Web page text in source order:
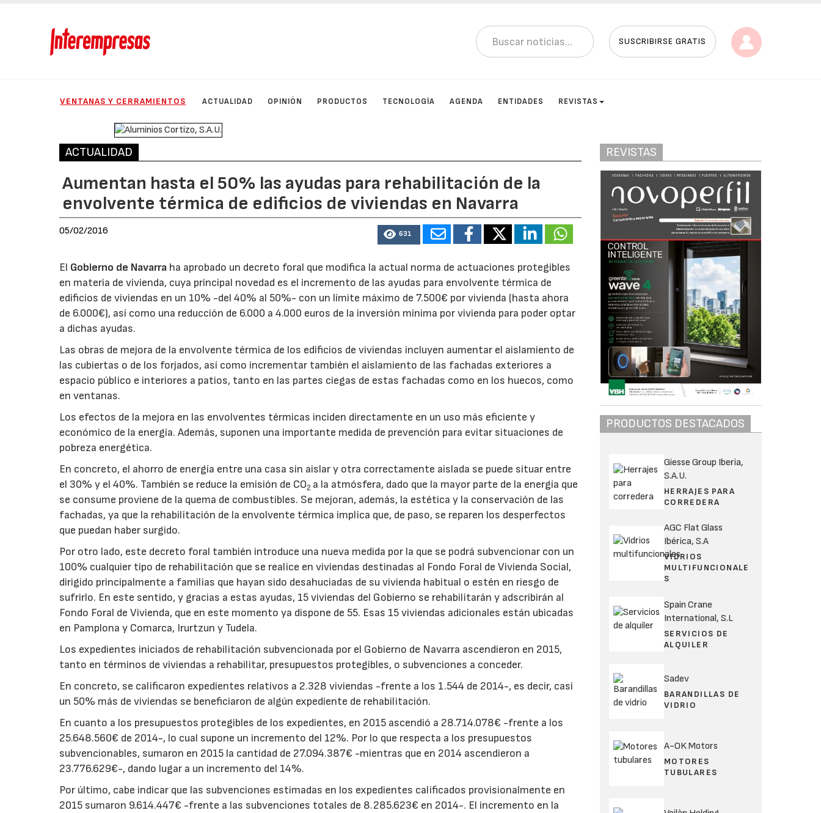
SUSCRIBIRSE GRATIS
VENTANAS Y CERRAMIENTOS ACTUALIDAD OPINIÓN PRODUCTOS TECNOLOGÍA AGENDA ENTIDADES REVISTAS
ACTUALIDAD
Aumentan hasta el 50% las ayudas para rehabilitación de la
envolvente térmica de edificios de viviendas en Navarra
05/02/2016 631
El Gobierno de Navarra ha aprobado un decreto foral que modifica la actual norma de actuaciones protegibles
en materia de vivienda, cuya principal novedad es el incremento de las ayudas para envolvente térmica de
edificios de viviendas en un 10% -del 40% al 50%- con un límite máximo de 7.500€ por vivienda (hasta ahora
de 6.000€), así como una reducción de 6.000 a 4.000 euros de la inversión mínima por vivienda para poder optar
a dichas ayudas.
Las obras de mejora de la envolvente térmica de los edificios de viviendas incluyen aumentar el aislamiento de
las cubiertas o de los forjados, así como incrementar también el aislamiento de las fachadas exteriores a
espacio público e interiores a patios, tanto en las partes ciegas de estas fachadas como en los huecos, como
en ventanas.
Los efectos de la mejora en las envolventes térmicas inciden directamente en un uso más eficiente y
económico de la energía. Además, suponen una importante medida de prevención para evitar situaciones de
pobreza energética.
En concreto, el ahorro de energía entre una casa sin aislar y otra correctamente aislada se puede situar entre
el 30% y el 40%. También se reduce la emisión de CO2 a la atmósfera, dado que la mayor parte de la energía que
se consume proviene de la quema de combustibles. Se mejoran, además, la estética y la conservación de las
fachadas, ya que la rehabilitación de la envolvente térmica implica que, de paso, se reparen los desperfectos
que puedan haber surgido.
Por otro lado, este decreto foral también introduce una nueva medida por la que se podrá subvencionar con un
100% cualquier tipo de rehabilitación que se realice en viviendas destinadas al Fondo Foral de Vivienda Social,
dirigido principalmente a familias que hayan sido desahuciadas de su vivienda habitual o estén en riesgo de
sufrirlo. En este sentido, y gracias a estas ayudas, 15 viviendas del Gobierno se rehabilitarán y adscribirán al
Fondo Foral de Vivienda, que en este momento ya dispone de 55. Esas 15 viviendas adicionales están ubicadas
en Pamplona y Comarca, Irurtzun y Tudela.
Los expedientes iniciados de rehabilitación subvencionada por el Gobierno de Navarra ascendieron en 2015,
tanto en términos de viviendas a rehabilitar, presupuestos protegibles, o subvenciones a conceder.
En concreto, se calificaron expedientes relativos a 2.328 viviendas -frente a los 1.544 de 2014-, es decir, casi
un 50% más de viviendas se beneficiaron de algún expediente de rehabilitación.
En cuanto a los presupuestos protegibles de los expedientes, en 2015 ascendió a 28.714.078€ -frente a los
25.648.560€ de 2014-, lo cual supone un incremento del 12%. Por lo que respecta a los presupuestos
subvencionables, sumaron en 2015 la cantidad de 27.094.387€ -mientras que en 2014 ascendieron a
23.776.629€-, dando lugar a un incremento del 14%.
Por último, cabe indicar que las subvenciones estimadas en los expedientes calificados provisionalmente en
2015 sumaron 9.614.447€ -frente a las subvenciones totales de 8.285.623€ en 2014-. El incremento en la
REVISTAS
PRODUCTOS DESTACADOS
Giesse Group Iberia,
S.A.U.
HERRAJES PARA
CORREDERA
AGC Flat Glass
Ibérica, S.A
VIDRIOS
MULTIFUNCIONALE
S
Spain Crane
International, S.L
SERVICIOS DE
ALQUILER
Sadev
BARANDILLAS DE
VIDRIO
A-OK Motors
MOTORES
TUBULARES